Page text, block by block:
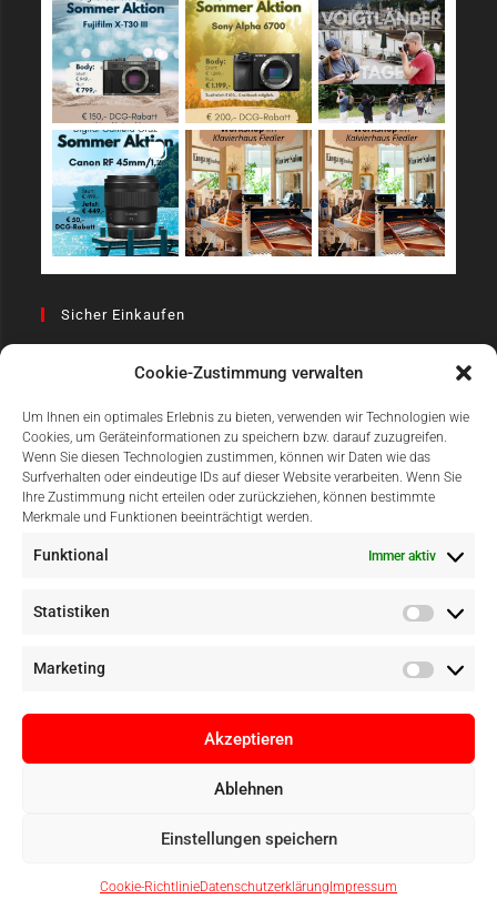
Cookie-Zustimmung verwalten
Um Ihnen ein optimales Erlebnis zu bieten, verwenden wir Technologien wie
Cookies, um Geräteinformationen zu speichern bzw. darauf zuzugreifen.
Wenn Sie diesen Technologien zustimmen, können wir Daten wie das
Surfverhalten oder eindeutige IDs auf dieser Website verarbeiten. Wenn Sie
Ihre Zustimmung nicht erteilen oder zurückziehen, können bestimmte
Merkmale und Funktionen beeinträchtigt werden.
Funktional Immer aktiv
Statistiken
Marketing
Akzeptieren
Ablehnen
Einstellungen speichern
Cookie-RichtlinieDatenschutzerklärung Impressum
Sicher Einkaufen
Einfach Online Bezahlen
Copyright © Digital Camera Graz 2022. Alle Rechte vorbehalten. E-
Commerce bypathways digital, Mallorca